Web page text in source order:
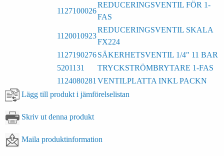
1127100026
REDUCERINGSVENTIL FÖR 1-
FAS
1120010923
REDUCERINGSVENTIL SKALA
FX224
1127190276SÄKERHETSVENTIL 1/4" 11 BAR
5201131
TRYCKSTRÖMBRYTARE 1-FAS
1124080281 VENTILPLATTA INKL PACKN
Lägg till produkt i jämförelselistan
Skriv ut denna produkt
Maila produktinformation